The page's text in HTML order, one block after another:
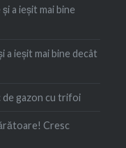
a ieșit mai bine
a ieșit mai bine decât
de gazon cu trifoi
Cresc